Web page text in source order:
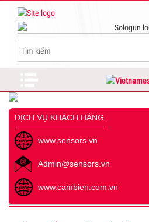
DỊCH VỤ KHÁCH HÀNG
www.sensors.vn
Admin@sensors.vn
www.cambien.com.vn